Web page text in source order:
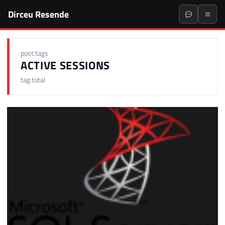
Dirceu Resende
post.tags
ACTIVE SESSIONS
tag.total